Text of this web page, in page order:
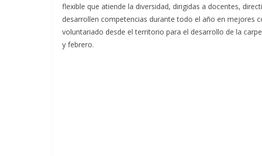
flexible que atiende la diversidad, dirigidas a docentes,
desarrollen competencias durante todo el año en mejores
voluntariado desde el territorio para el desarrollo de la
y febrero.